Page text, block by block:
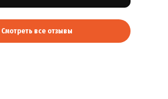
Смотреть все отзывы